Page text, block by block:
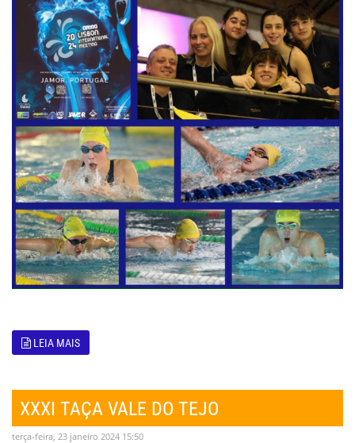
LEIA MAIS
XXXI TAÇA VALE DO TEJO
terça-feira, 23 janeiro 2024 15:50